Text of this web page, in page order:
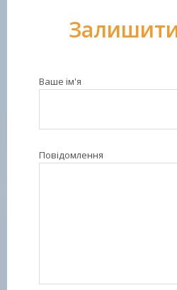
Залишити
Ваше ім'я
Повідомлення